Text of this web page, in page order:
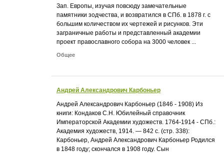
Зап. Европы, изучая повсюду замечательные
памятники зодчества, и возвратился в СПб. в 1878 г. с
большим количеством их чертежей и рисунков. Эти
заграничные работы и представленный академии
проект православного собора на 3000 человек ...
Общее
Андрей Александрович Карбоньер
Андрей Александрович Карбоньер (1846 - 1908) Из
книги: Кондаков С.Н. Юбилейный справочник
Императорской Академии художеств. 1764-1914 - СПб.:
Академия художеств, 1914. — 842 с. (стр. 338):
Карбоньер, Андрей Александрович Карбоньер Родился
в 1848 году; скончался в 1908 году. Сын